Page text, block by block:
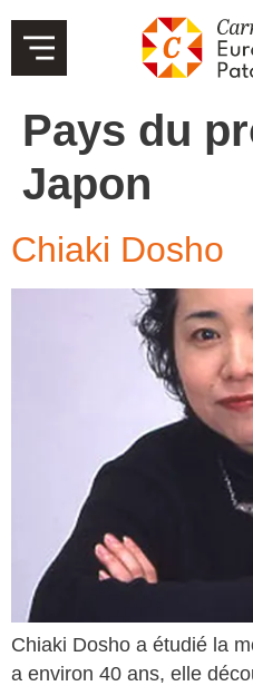
Pays du
Japon
Chiaki Dosho
Chiaki Dosho a étudié la
a environ 40 ans, elle